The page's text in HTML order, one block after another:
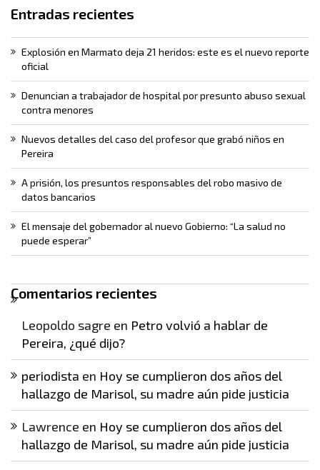
Entradas recientes
Explosión en Marmato deja 21 heridos: este es el nuevo reporte
oficial
Denuncian a trabajador de hospital por presunto abuso sexual
contra menores
Nuevos detalles del caso del profesor que grabó niños en
Pereira
A prisión, los presuntos responsables del robo masivo de
datos bancarios
El mensaje del gobernador al nuevo Gobierno: “La salud no
puede esperar”
Comentarios recientes
Leopoldo sagre en Petro volvió a hablar de
Pereira, ¿qué dijo?
periodista en Hoy se cumplieron dos años del
hallazgo de Marisol, su madre aún pide justicia
Lawrence en Hoy se cumplieron dos años del
hallazgo de Marisol, su madre aún pide justicia